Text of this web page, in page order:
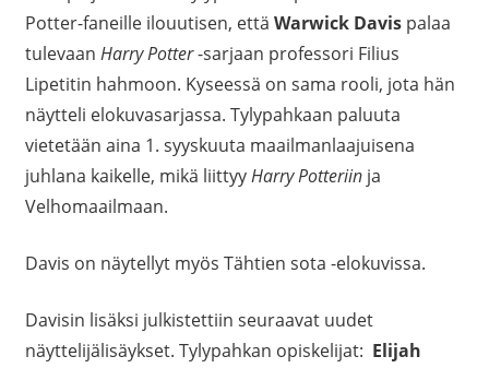
Potter-faneille ilouutisen, että Warwick Davispalaa
tulevaan Harry Potter-sarjaan professori Filius
Lipetitin hahmoon. Kyseessä on sama rooli, jota hän
näytteli elokuvasarjassa. Tylypahkaan paluuta
vietetään aina 1. syyskuuta maailmanlaajuisena
juhlana kaikelle, mikä liittyyHarry Potteriinja
Velhomaailmaan.
Davis on näytellyt myös Tähtien sota -elokuvissa.
Davisin lisäksi julkistettiin seuraavat uudet
näyttelijälisäykset. Tylypahkan opiskelijat: Elijah